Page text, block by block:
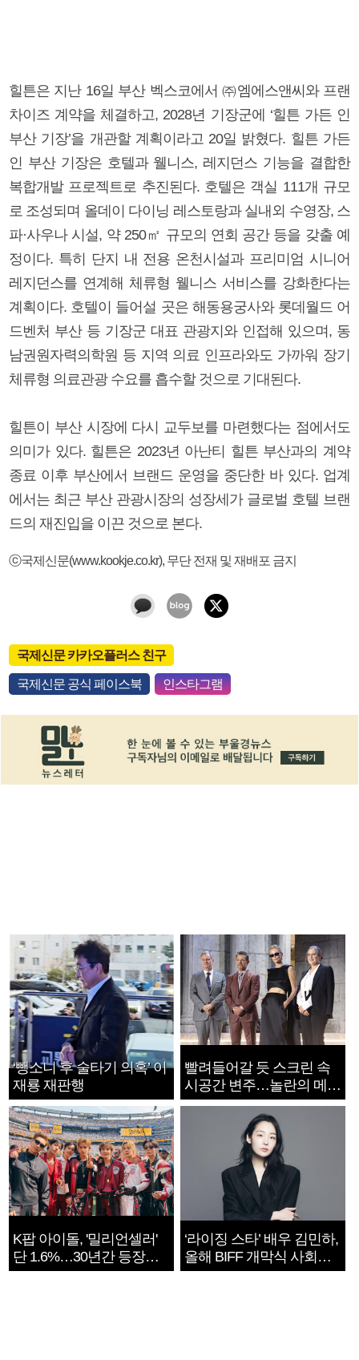
힐튼은 지난 16일 부산 벡스코에서 ㈜엠에스앤씨와 프랜
차이즈 계약을 체결하고, 2028년 기장군에 ‘힐튼 가든 인
부산 기장’을 개관할 계획이라고 20일 밝혔다. 힐튼 가든
인 부산 기장은 호텔과 웰니스, 레지던스 기능을 결합한
복합개발 프로젝트로 추진된다. 호텔은 객실 111개 규모
로 조성되며 올데이 다이닝 레스토랑과 실내외 수영장, 스
파·사우나 시설, 약 250㎡ 규모의 연회 공간 등을 갖출 예
정이다. 특히 단지 내 전용 온천시설과 프리미엄 시니어
레지던스를 연계해 체류형 웰니스 서비스를 강화한다는
계획이다. 호텔이 들어설 곳은 해동용궁사와 롯데월드 어
드벤처 부산 등 기장군 대표 관광지와 인접해 있으며, 동
남권원자력의학원 등 지역 의료 인프라와도 가까워 장기
체류형 의료관광 수요를 흡수할 것으로 기대된다.
힐튼이 부산 시장에 다시 교두보를 마련했다는 점에서도
의미가 있다. 힐튼은 2023년 아난티 힐튼 부산과의 계약
종료 이후 부산에서 브랜드 운영을 중단한 바 있다. 업계
에서는 최근 부산 관광시장의 성장세가 글로벌 호텔 브랜
드의 재진입을 이끈 것으로 본다.
ⓒ국제신문(www.kookje.co.kr), 무단 전재 및 재배포 금지
국제신문 카카오플러스 친구
국제신문 공식 페이스북 인스타그램
‘뺑소니 후 술타기 의혹’ 이
재룡 재판행
빨려들어갈 듯 스크린 속
시공간 변주…놀란의 메시
지는 ‘전쟁 속죄’
K팝 아이돌, '밀리언셀러'
단 1.6%…30년간 등장
1182개팀 전수조사
‘라이징 스타’ 배우 김민하,
올해 BIFF 개막식 사회자
확정